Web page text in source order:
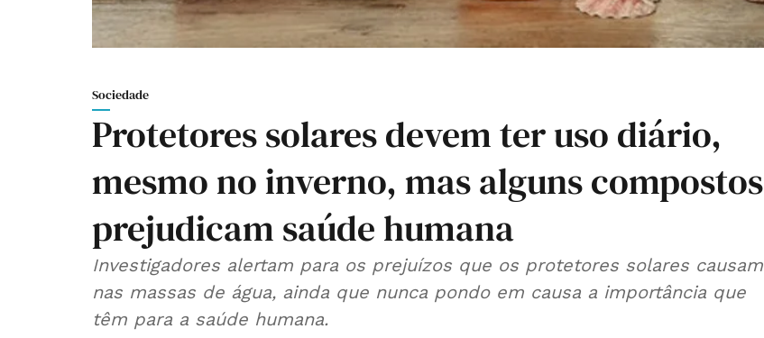
Sociedade
Protetores solares devem ter uso diário,
mesmo no inverno, mas alguns compostos
prejudicam saúde humana
Investigadores alertam para os prejuízos que os protetores solares causam
nas massas de água, ainda que nunca pondo em causa a importância que
têm para a saúde humana.